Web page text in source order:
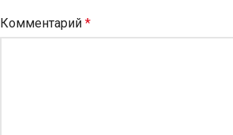
Комментарий *